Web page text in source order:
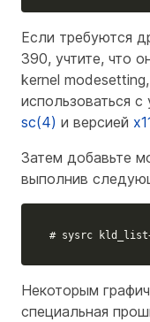
Если требуются
390, учтите, что
kernel
использоваться
sc(4) и версией
Затем добавьте
выполнив
# sysrc
Некоторым
специальная